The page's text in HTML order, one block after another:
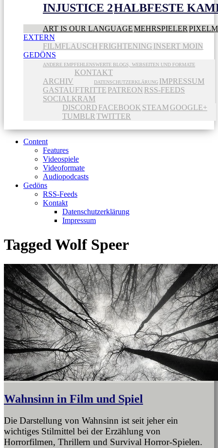
INJUSTICE 2HALBFESTE
ART IS OUR LANGUAGEMEHRSPIELER
EXTERN
FILMFLAUSCH FRIGHTENING INSERT MOIN
GEDÖNS
ANDERE EMPFEHLENSWERTE BLOGS, WEBSEITEN UND FORMATE
ARCHIV
KONTAKT
DATENSCHUTZERKLÄRUNG IMPRESSUM
GASTAUFTRITTE PATREON RSS-FEEDS
SOCIALKRAM
DISCORD FACEBOOK STEAMGOOGLE+
TUMBLR TWITTER
Content
Features
Videospiele
Videoformate
Audiopodcasts
Gedöns
RSS-Feeds
Kontakt
Datenschutzerklärung
Impressum
Tagged Wolf Speer
Wahnsinn in Film und Spiel
Die Darstellung von Wahnsinn ist seit jeher ein
wichtiges Stilmittel bei der Erzählung von
Horrorfilmen, Thrillern und Survival Horror-Spielen.